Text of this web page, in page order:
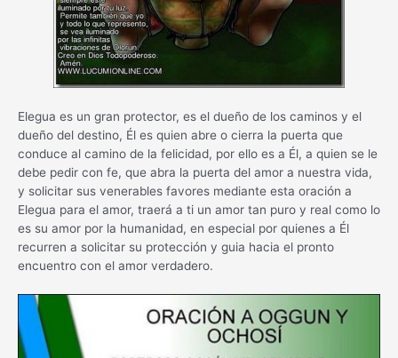
Elegua es un gran protector, es el dueño de los caminos y el
dueño del destino, Él es quien abre o cierra la puerta que
conduce al camino de la felicidad, por ello es a Él, a quien se le
debe pedir con fe, que abra la puerta del amor a nuestra vida,
y solicitar sus venerables favores mediante esta oración a
Elegua para el amor, traerá a ti un amor tan puro y real como lo
es su amor por la humanidad, en especial por quienes a Él
recurren a solicitar su protección y guia hacia el pronto
encuentro con el amor verdadero.